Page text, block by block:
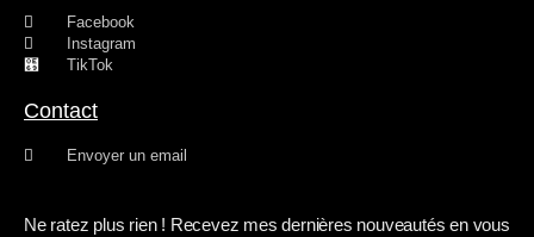
Facebook
Instagram
TikTok
Contact
Envoyer un email
Ne ratez plus rien ! Recevez mes dernières nouveautés en vous